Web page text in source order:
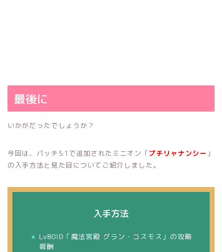
最後に
いかがだったでしょうか？
今回は、パッチ5.1で追加されたミニオン「プチリャナンシー 」
の入手方法と見た目についてご紹介しました。
入手方法
Lv80ID「魔法宮殿 グラン・コスモス」の攻略
報酬